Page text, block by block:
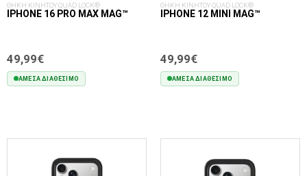
ΘΗΚΗ ΚΙΝΗΤΟΥ QUAD LOCK®
IPHONE 16 PRO MAX MAG™
49,99€
ΆΜΕΣΑ ΔΙΑΘΈΣΙΜΟ
ΘΗΚΗ ΚΙΝΗΤΟΥ QUAD LOCK®
IPHONE 12 MINI MAG™
49,99€
ΆΜΕΣΑ ΔΙΑΘΈΣΙΜΟ